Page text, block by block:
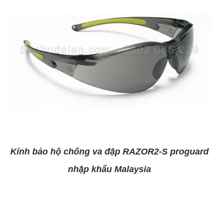
Kính bảo hộ chống va đập RAZOR2-S proguard
nhập khẩu Malaysia